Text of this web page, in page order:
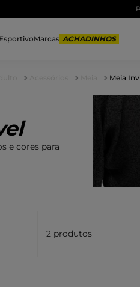
Frete
EsportivoMarcas
Meia
e cores para
2 produtos